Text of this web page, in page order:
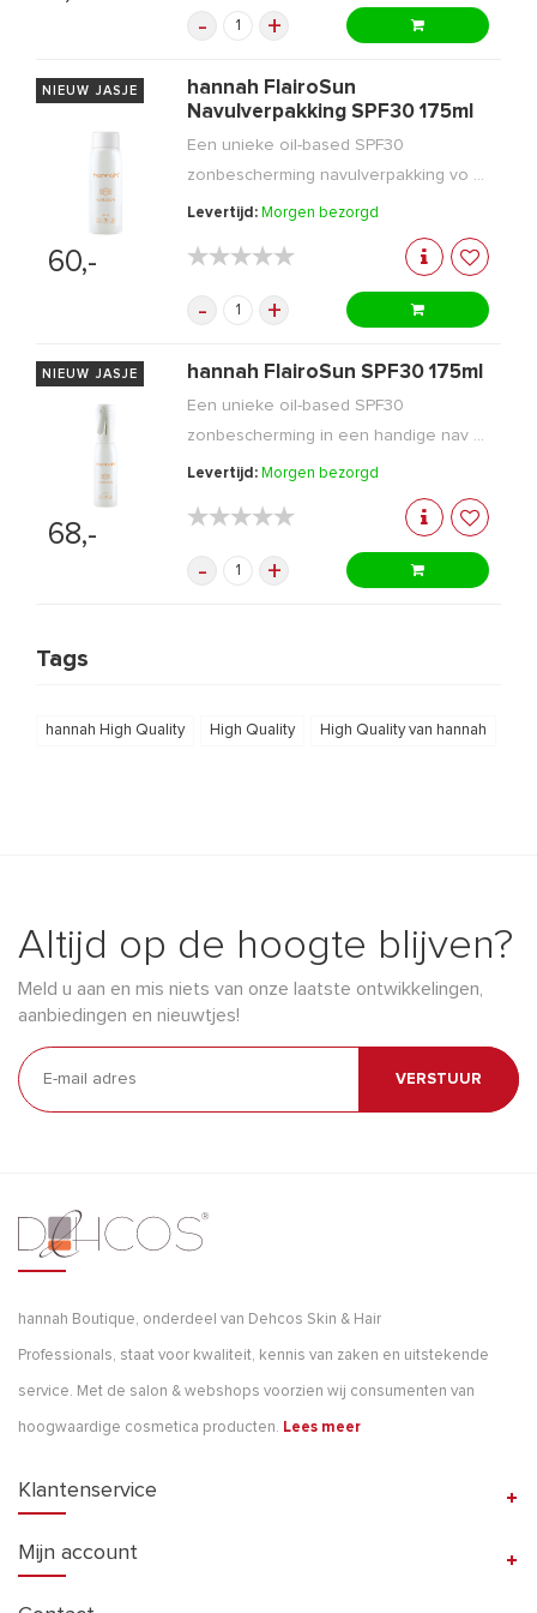
- +
NIEUW JASJE
60,-
hannah FlairoSun
Navulverpakking SPF30 175ml
Een unieke oil-based SPF30
zonbescherming navulverpakking vo ...
Levertijd: Morgen bezorgd
★★★★★
★★★★★
- +
NIEUW JASJE
68,-
hannah FlairoSun SPF30 175ml
Een unieke oil-based SPF30
zonbescherming in een handige nav ...
Levertijd: Morgen bezorgd
★★★★★
★★★★★
- +
Tags
hannah High Quality High Quality High Quality van hannah
Altijd op de hoogte blijven?
Meld u aan en mis niets van onze laatste ontwikkelingen,
aanbiedingen en nieuwtjes!
VERSTUUR
hannah Boutique, onderdeel van Dehcos Skin & Hair
Professionals, staat voor kwaliteit, kennis van zaken en uitstekende
service. Met de salon & webshops voorzien wij consumenten van
hoogwaardige cosmetica producten. Lees meer
Klantenservice
Mijn account